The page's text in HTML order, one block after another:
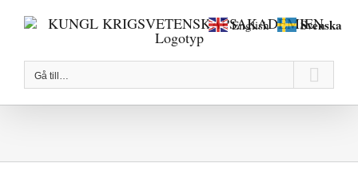
Gå till…
English Svenska